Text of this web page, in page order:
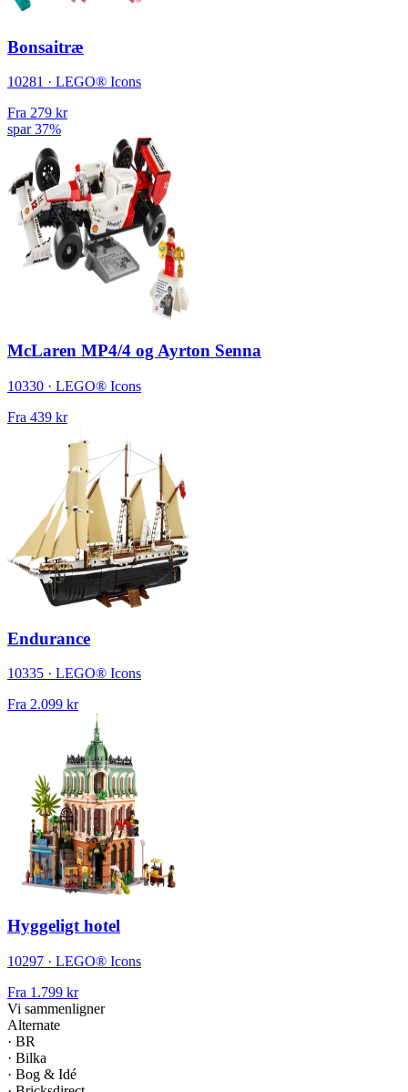
Bonsaitræ
10281 · LEGO® Icons
Fra 279 kr
spar 37%
McLaren MP4/4 og Ayrton Senna
10330 · LEGO® Icons
Fra 439 kr
Endurance
10335 · LEGO® Icons
Fra 2.099 kr
Hyggeligt hotel
10297 · LEGO® Icons
Fra 1.799 kr
Vi sammenligner
Alternate
· BR
· Bilka
· Bog & Idé